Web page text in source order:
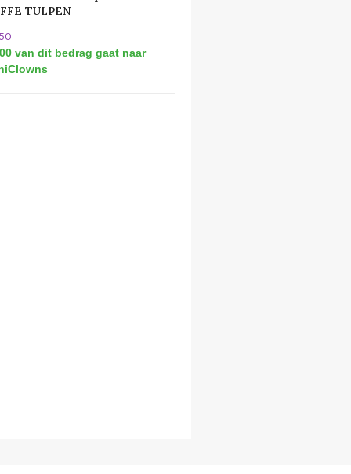
TULPEN
van dit bedrag gaat naar